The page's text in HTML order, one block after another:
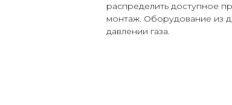
распределить доступное
монтаж. Оборудование из
давлении газа.